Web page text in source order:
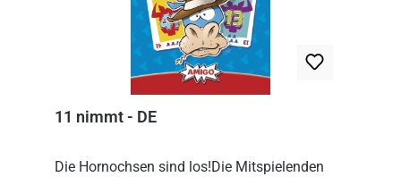
11 nimmt - DE
Die Hornochsen sind los!Die Mitspielenden